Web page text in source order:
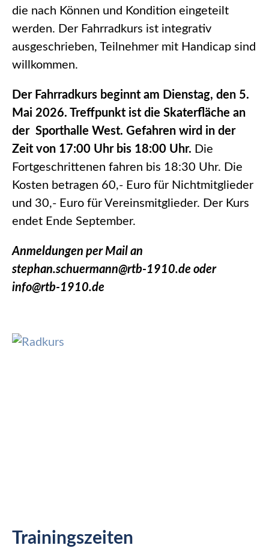
die nach Können und Kondition eingeteilt
werden. Der Fahrradkurs ist integrativ
ausgeschrieben, Teilnehmer mit Handicap sind
willkommen.
Der Fahrradkurs beginnt am Dienstag, den 5.
Mai 2026. Treffpunkt ist die Skaterfläche an
der Sporthalle West. Gefahren wird in der
Zeit von 17:00 Uhr bis 18:00 Uhr. Die
Fortgeschrittenen fahren bis 18:30 Uhr. Die
Kosten betragen 60,- Euro für Nichtmitglieder
und 30,- Euro für Vereinsmitglieder. Der Kurs
endet Ende September.
Anmeldungen per Mail an
stephan.schuermann@rtb-1910.de oder
info@rtb-1910.de
Trainingszeiten